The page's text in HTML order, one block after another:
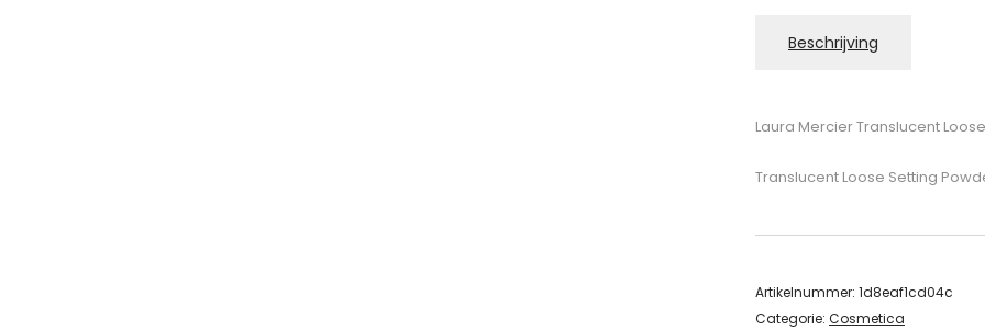
Beschrijving
Laura Mercier Translucent
Translucent Loose Setting
Artikelnummer: 1d8eaf1cd04c
Categorie: Cosmetica